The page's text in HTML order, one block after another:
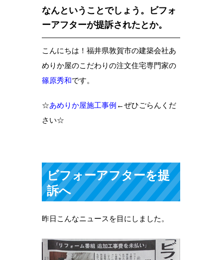
なんということでしょう。ビフォ
ーアフターが提訴されたとか。
こんにちは！福井県敦賀市の建築会社あ
めりか屋のこだわりの注文住宅専門家の
篠原秀和です。
☆あめりか屋施工事例 ←ぜひごらんくだ
さい☆
ビフォーアフターを提
訴へ
昨日こんなニュースを目にしました。